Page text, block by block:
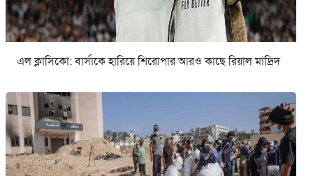
এল ক্লাসিকো: বার্সাকে হারিয়ে শিরোপার আরও কাছে রিয়াল মাদ্রিদ